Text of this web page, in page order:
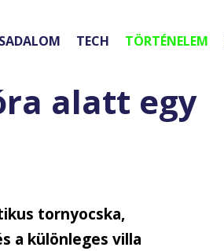
TECH TÖRTÉNELEM
alatt egy
tornyocska,
a különleges villa